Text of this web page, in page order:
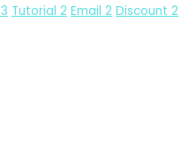
3 Tutorial 2 Email 2 Discount 2